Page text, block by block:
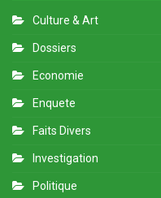
Culture & Art
Dossiers
Economie
Enquete
Faits Divers
Investigation
Politique